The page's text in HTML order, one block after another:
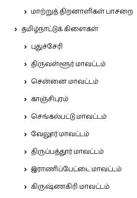
மாற்றுத் திறனாளிகள் பாசறை
தமிழ்நாட்டுக் கிளைகள்
புதுச்சேரி
திருவள்ளூர் மாவட்டம்
சென்னை மாவட்டம்
காஞ்சிபுரம்
செங்கல்பட்டு மாவட்டம்
வேலூர் மாவட்டம்
திருப்பத்தூர் மாவட்டம்
இராணிப்பேட்டை மாவட்டம்
கிருஷ்ணகிரி மாவட்டம்